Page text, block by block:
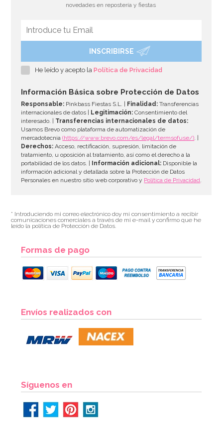
Vela de Cumpleaños Branch 2D Trolls
AÑADIR
2,95€ 2,95€
novedades en repostería y fiestas
INSCRIBIRSE
He leído y acepto laPolítica de Privacidad
Información Básica sobre Protección de Datos
Responsable: Pinkbass Fiestas S.L. | Finalidad: Transferencias
internacionales de datos |
Legitimación: Consentimiento del
interesado. | Transferencias internacionales de datos:
Usamos Brevo como plataforma de automatización de
mercadotecnia(https://www.brevo.com/es/legal/termsofuse/). |
Derechos: Acceso, rectificación, supresión, limitación de
tratamiento, u oposición al tratamiento, así como el derecho a la
portabilidad de los datos. |
Información adicional: Disponible la
información adicional y detallada sobre la Protección de Datos
Personales en nuestro sitio web corporativo y Política de Privacidad.
* Introduciendo mi correo electrónico doy mi consentimiento a recibir
comunicaciones comerciales a través de mi e-mail y confirmo que he
leído la política de Protección de Datos.
Formas de pago
Envíos realizados con
Síguenos en